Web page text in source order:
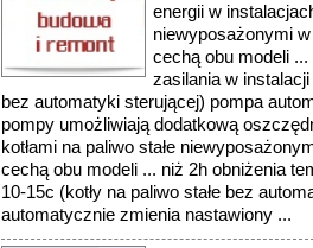
energii w
niewyposażonymi
cechą obu modeli
zasilania w instalacji
bez automatyki sterującej) pompa
pompy umożliwiają dodatkową
kotłami na paliwo stałe
cechą obu modeli ... niż 2h obniżenia
10-15c (kotły na paliwo stałe bez
automatycznie zmienia nastawiony ...